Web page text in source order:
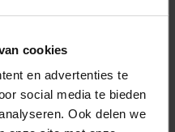
cookies
en advertenties te
social media te bieden
Ook delen we
DWA A 139 en DIN
A 125 en DIN 18319,
24 'Planning' zijn van
technieken.